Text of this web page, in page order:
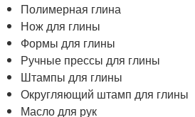
Полимерная глина
Нож для глины
Формы для глины
Ручные прессы для глины
Штампы для глины
Округляющий штамп для глины
Масло для рук